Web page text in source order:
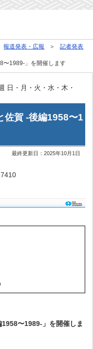
報道発表・広報
記者発表
〜1989-」を開催します
日・月・火・水・木・
佐賀 -後編1958〜1
最終更新日：2025年10月1日
〜1989-」を開催しま